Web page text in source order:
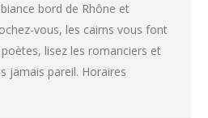
bord de Rhône et
vous, les cairns vous font
lisez les romanciers et
jamais pareil. Horaires